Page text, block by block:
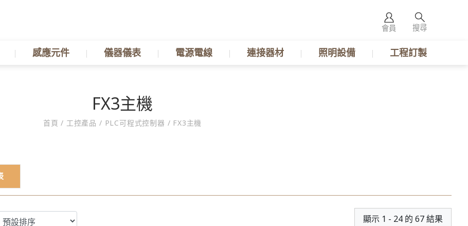
會員 搜尋
感應元件 儀器儀表 電源電線 連接器材 照明設備 工程訂製
FX3主機
首頁/ 工控產品 / PLC可程式控制器 / FX3主機
顯示 1 - 24 的 67 結果